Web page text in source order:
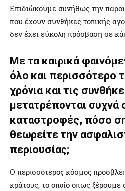
Επιδιώκουμε συνήθως την
που έχουν συνθήκες τοπικής
δεν έχει εύκολη πρόσβαση σε
Με τα καιρικά
όλο και περισσότερο
χρόνια και τις
μετατρέπονται συχνά
καταστροφές, πόσο
θεωρείτε την
περιουσίας;
Ο περισσότερος κόσμος
κράτους, το οποίο όπως ξέρουμε